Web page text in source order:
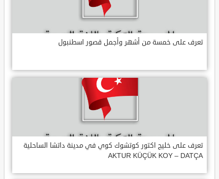
تعرف على خمسة من أشهر وأجمل قصور اسطنبول
تعرف على خليج اكتور كوتشوك كوي في مدينة داتشا الساحلية
AKTUR KÜÇÜK KOY – DATÇA